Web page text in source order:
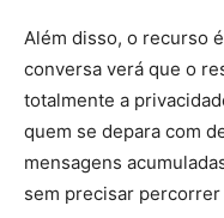
Além disso, o recurso
conversa verá que o
totalmente a
quem se depara com
mensagens
sem precisar